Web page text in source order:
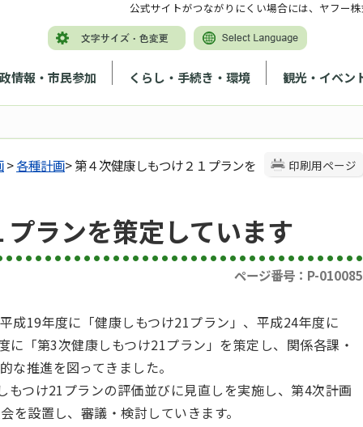
情報・市民参加 くらし・手続き・環境 観光・イベン
公式サイトがつながりにくい場合には、ヤフー
印刷用ページ
>各種計画> 第４次健康しもつけ２１プランを
ランを策定しています
ページ番号：P-010085
成19年度に「健康しもつけ21プラン」、平成24年度に
「第3次健康しもつけ21プラン」を策定し、関係各課・
推進を図ってきました。
つけ21プランの評価並びに見直しを実施し、第4次計画
を設置し、審議・検討していきます。